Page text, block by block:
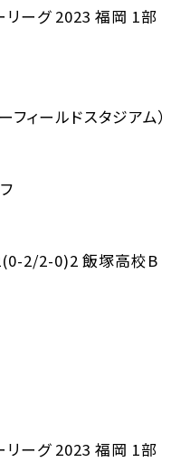
ーグ 2023 福岡 1部
ィールドスタジアム）
2/2-0)2 飯塚高校B
ーグ 2023 福岡 1部